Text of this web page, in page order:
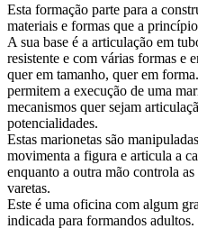
Esta formação parte para a
materiais e formas que a
A sua base é a articulação em
resistente e com várias formas e
quer em tamanho, quer em
permitem a execução de uma
mecanismos quer sejam
potencialidades.
Estas marionetas são
movimenta a figura e articula a
enquanto a outra mão controla
varetas.
Este é uma oficina com algum
indicada para formandos adultos.